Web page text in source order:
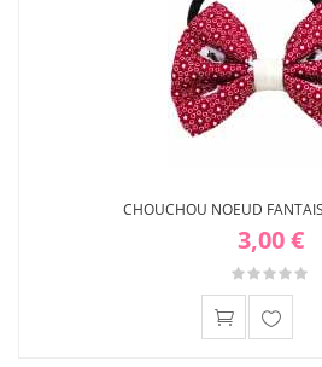
CHOUCHOU NOEUD
3,00 €